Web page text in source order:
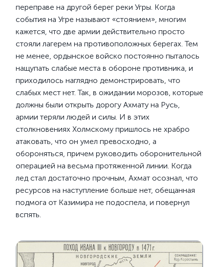
переправе на другой берег реки Угры. Когда
события на Угре называют «стоянием», многим
кажется, что две армии действительно просто
стояли лагерем на противоположных берегах. Тем
не менее, ордынское войско постоянно пыталось
нащупать слабые места в обороне противника, и
приходилось наглядно демонстрировать, что
слабых мест нет. Так, в ожидании морозов, которые
должны были открыть дорогу Ахмату на Русь,
армии теряли людей и силы. И в этих
столкновениях Холмскому пришлось не храбро
атаковать, что он умел превосходно, а
обороняться, причем руководить оборонительной
операцией на весьма протяженной линии. Когда
лед стал достаточно прочным, Ахмат осознал, что
ресурсов на наступление больше нет, обещанная
подмога от Казимира не подоспела, и повернул
вспять.